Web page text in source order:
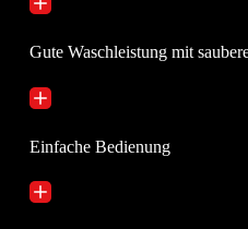
Gute Waschleistung mit
Einfache Bedienung